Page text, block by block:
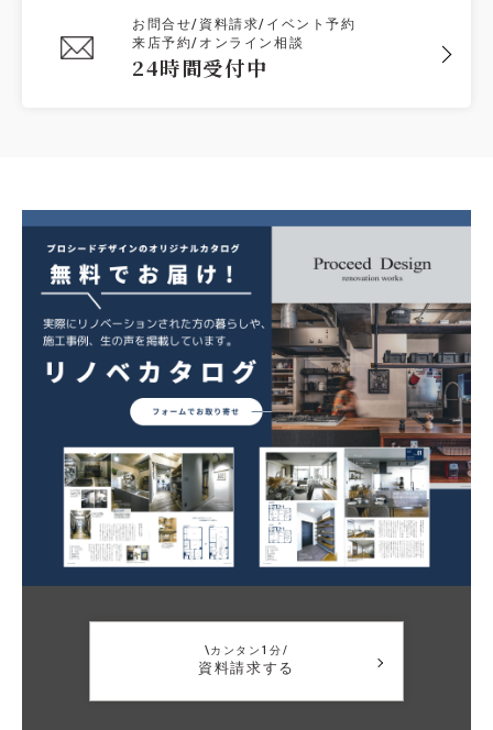
お問合せ/資料請求/イベント予約
来店予約/オンライン相談
24時間受付中
\カンタン1分/
資料請求する